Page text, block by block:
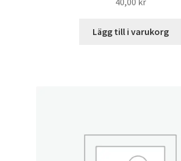
Lägg till i varukorg